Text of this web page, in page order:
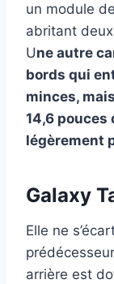
un module
abritant deux
Une autre
bords qui
minces,
14,6 pouces
légèrement
Galaxy
Elle ne
arrière est